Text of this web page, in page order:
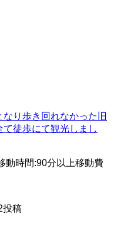
り歩き回れなかった旧
徒歩にて観光しまし
動時間:90分以上移動費
投稿